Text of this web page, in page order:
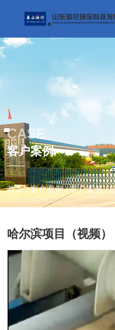
CASE
客户案例
首页/客户案例 /客户案例 /
哈尔滨项目（视频）